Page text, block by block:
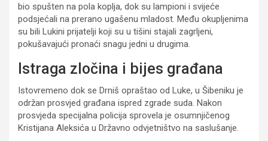
bio spušten na pola koplja, dok su lampioni i svijeće
podsjećali na prerano ugašenu mladost. Među okupljenima
su bili Lukini prijatelji koji su u tišini stajali zagrljeni,
pokušavajući pronaći snagu jedni u drugima.
Istraga zločina i bijes građana
Istovremeno dok se Drniš opraštao od Luke, u Šibeniku je
održan prosvjed građana ispred zgrade suda. Nakon
prosvjeda specijalna policija sprovela je osumnjičenog
Kristijana Aleksića u Državno odvjetništvo na saslušanje.